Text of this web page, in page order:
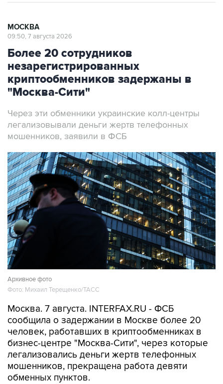
МОСКВА
09:50, 7 августа 2026
Более 20 сотрудников
незарегистрированных
криптообменников задержаны в
"Москва-Сити"
Через эти обменники украинские колл-центры
легализовывали деньги жертв телефонных
мошенников, заявили в ФСБ
Архивное фото
Фото: Михаил Терещенко/ТАСС
Москва. 7 августа. INTERFAX.RU - ФСБ
сообщила о задержании в Москве более 20
человек, работавших в криптообменниках в
бизнес-центре "Москва-Сити", через которые
легализовались деньги жертв телефонных
мошенников, прекращена работа девяти
обменных пунктов.